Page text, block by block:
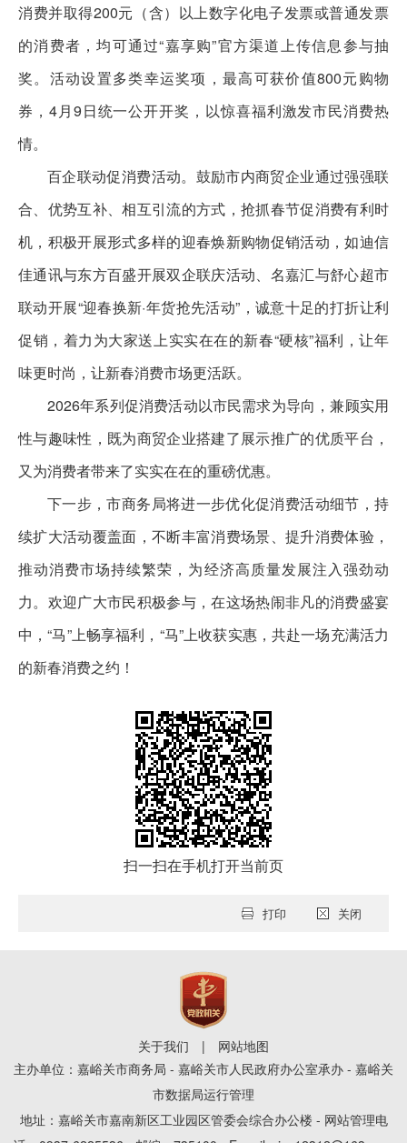
消费并取得200元（含）以上数字化电子发票或普通发票
的消费者，均可通过“嘉享购”官方渠道上传信息参与抽
奖。活动设置多类幸运奖项，最高可获价值800元购物
券，4月9日统一公开开奖，以惊喜福利激发市民消费热
情。
百企联动促消费活动。鼓励市内商贸企业通过强强联
合、优势互补、相互引流的方式，抢抓春节促消费有利时
机，积极开展形式多样的迎春焕新购物促销活动，如迪信
佳通讯与东方百盛开展双企联庆活动、名嘉汇与舒心超市
联动开展“迎春换新·年货抢先活动”，诚意十足的打折让利
促销，着力为大家送上实实在在的新春“硬核”福利，让年
味更时尚，让新春消费市场更活跃。
2026年系列促消费活动以市民需求为导向，兼顾实用
性与趣味性，既为商贸企业搭建了展示推广的优质平台，
又为消费者带来了实实在在的重磅优惠。
下一步，市商务局将进一步优化促消费活动细节，持
续扩大活动覆盖面，不断丰富消费场景、提升消费体验，
推动消费市场持续繁荣，为经济高质量发展注入强劲动
力。欢迎广大市民积极参与，在这场热闹非凡的消费盛宴
中，“马”上畅享福利，“马”上收获实惠，共赴一场充满活力
的新春消费之约！
扫一扫在手机打开当前页
打印 关闭
关于我们 |
网站地图
主办单位：嘉峪关市商务局 - 嘉峪关市人民政府办公室承办 - 嘉峪关
市数据局运行管理
地址：嘉峪关市嘉南新区工业园区管委会综合办公楼 - 网站管理电